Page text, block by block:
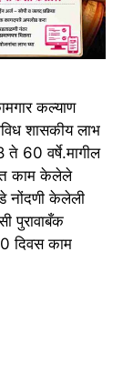
कल्याण
शासकीय लाभ
ते 60 वर्षे.मागील
काम केलेले
नोंदणी केलेली
पुरावाबँक
दिवस काम